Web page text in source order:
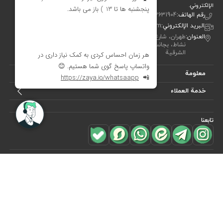
الإلكتروني.
رقم الهاتف:00982122631904
البريد الإلكتروني:info[at]didareshop.com
العنوان:طهران، شارع شريعتي، فوق قُلهَك، شارع الشهيد كلاهدوز، تقاطع
الشرقية
معلومة
خدمة العملاء
تابعنا